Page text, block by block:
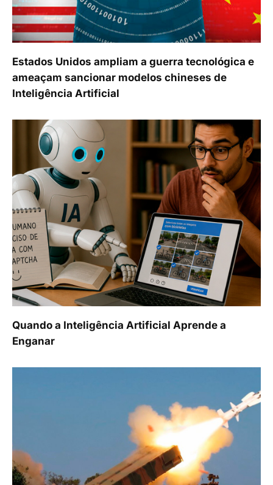
Estados Unidos ampliam a guerra tecnológica e
ameaçam sancionar modelos chineses de
Inteligência Artificial
Quando a Inteligência Artificial Aprende a
Enganar